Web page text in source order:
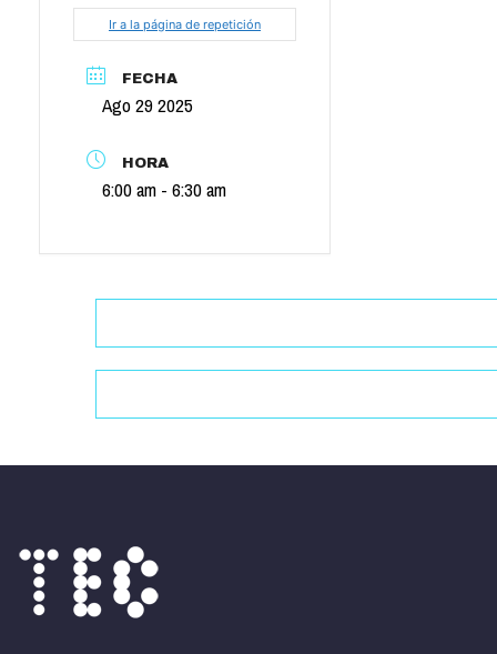
Ir a la página de repetición
FECHA
Ago 29 2025
HORA
6:00 am - 6:30 am